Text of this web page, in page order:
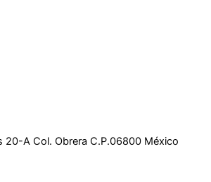
20-A Col. Obrera C.P.06800 México